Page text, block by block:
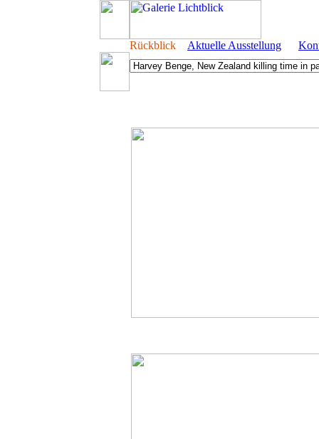
Rückblick Aktuelle Ausstellung